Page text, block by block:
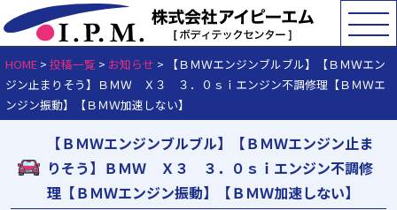
HOME >投稿一覧 > お知らせ >
【ＢＭＷエンジンブルブル】【ＢＭＷエン
ジン止まりそう】ＢＭＷ Ｘ３ ３．０ｓｉエンジン不調修理【ＢＭＷエ
ンジン振動】【ＢＭＷ加速しない】
【ＢＭＷエンジンブルブル】【ＢＭＷエンジン止ま
りそう】ＢＭＷ Ｘ３ ３．０ｓｉエンジン不調修
理【ＢＭＷエンジン振動】【ＢＭＷ加速しない】